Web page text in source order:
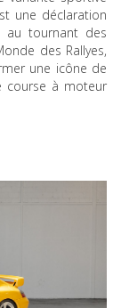
une déclaration
au tournant des
des Rallyes,
une icône de
course à moteur